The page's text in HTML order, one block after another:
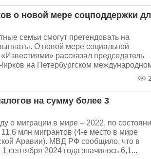
о новой мере соцподдержки
семьи смогут претендовать на
О новой мере социальной
рассказал председатель
на Петербургском
на сумму более 3
о миграции в мире – 2022, по
млн мигрантов (4-е место в мире
Аравии). МВД РФ сообщило, что в
сентября 2024 года значилось 6,1...